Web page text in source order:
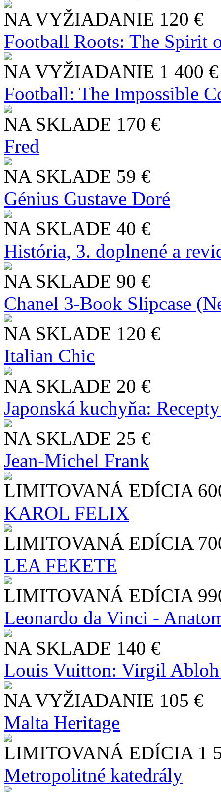
NA VYŽIADANIE 120 €
Football Roots: The Spirit
NA VYŽIADANIE 1 400 €
Football: The Impossible
NA SKLADE 170 €
Fred
NA SKLADE 59 €
Génius Gustave Doré
NA SKLADE 40 €
História, 3. doplnené a
NA SKLADE 90 €
Chanel 3-Book Slipcase
NA SKLADE 120 €
Italian Chic
NA SKLADE 20 €
Japonská kuchyňa:
NA SKLADE 25 €
Jean-Michel Frank
LIMITOVANÁ EDÍCIA
KAROL FELIX
LIMITOVANÁ EDÍCIA
LEA FEKETE
LIMITOVANÁ EDÍCIA
Leonardo da Vinci -
NA SKLADE 140 €
Louis Vuitton: Virgil
NA VYŽIADANIE 105 €
Malta Heritage
LIMITOVANÁ EDÍCIA 1
Metropolitné katedrály